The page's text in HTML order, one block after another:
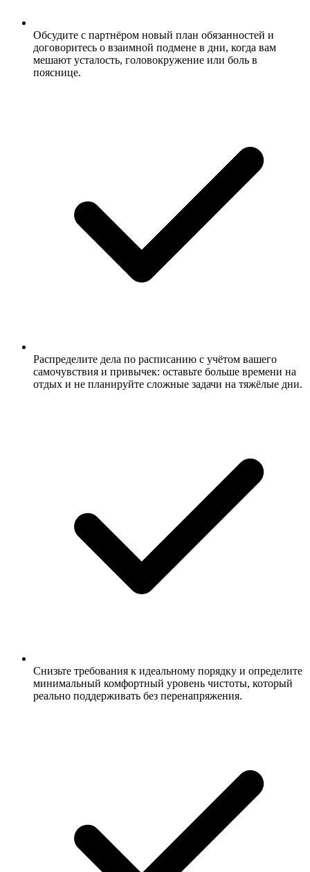
Обсудите с партнёром новый план обязанностей и
договоритесь о взаимной подмене в дни, когда вам
мешают усталость, головокружение или боль в
пояснице.
Распределите дела по расписанию с учётом вашего
самочувствия и привычек: оставьте больше времени на
отдых и не планируйте сложные задачи на тяжёлые дни.
Снизьте требования к идеальному порядку и определите
минимальный комфортный уровень чистоты, который
реально поддерживать без перенапряжения.